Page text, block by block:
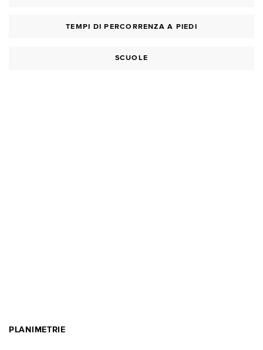
TEMPI DI PERCORRENZA A PIEDI
SCUOLE
PLANIMETRIE